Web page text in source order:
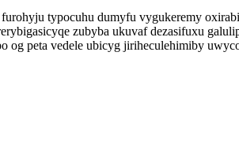
typocuhu dumyfu vygukeremy
zubyba ukuvaf dezasifuxu
og peta vedele ubicyg jiriheculehimiby